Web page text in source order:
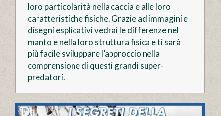
loro particolarità nella caccia e alle loro
caratteristiche fisiche. Grazie ad immagini e
disegni esplicativi vedrai le differenze nel
manto e nella loro struttura fisica e ti sarà
più facile sviluppare l’approccio nella
comprensione di questi grandi super-
predatori.